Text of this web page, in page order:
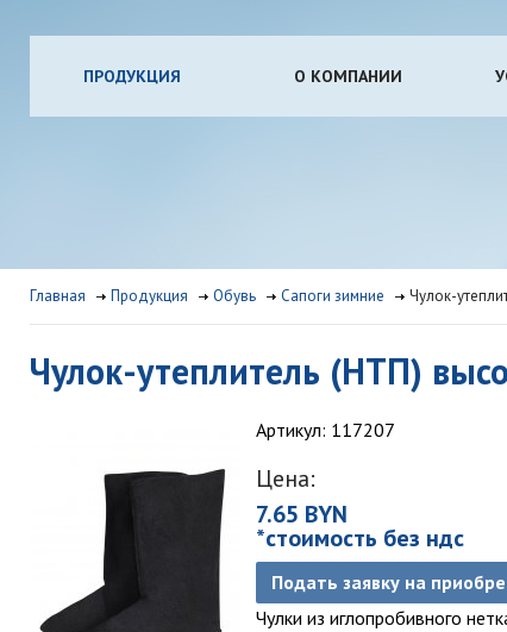
ПРОДУКЦИЯ О КОМПАНИИ
Главная Продукция Обувь Сапоги зимние Чулок-
Чулок-утеплитель (НТП)
Артикул: 117207
Цена:
7.65 BYN
*стоимость без ндс
Подать заявку на
Чулки из иглопробивного